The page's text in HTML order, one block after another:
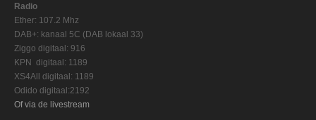
Radio
Ether: 107.2 Mhz
DAB+: kanaal 5C (DAB lokaal 33)
Ziggo digitaal: 916
KPN digitaal: 1189
XS4All digitaal: 1189
Odido digitaal:2192
Of via de livestream